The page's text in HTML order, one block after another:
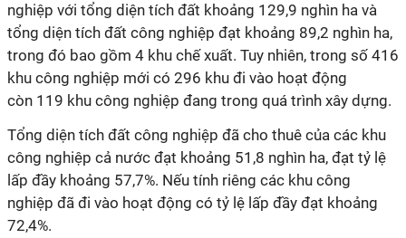
nghiệp với tổng diện tích đất khoảng 129,9 nghìn ha và
tổng diện tích đất công nghiệp đạt khoảng 89,2 nghìn ha,
trong đó bao gồm 4 khu chế xuất. Tuy nhiên, trong số 416
khu công nghiệp mới có 296 khu đi vào hoạt động
còn 11 9 khu công nghiệp đang trong quá trình xây dựng.
Tổng diện tích đất công nghiệp đã cho thuê của các khu
công nghiệp cả nước đạt khoảng 51,8 nghìn ha, đạt tỷ lệ
lấp đầy khoảng 57,7%. Nếu tính riêng các khu công
nghiệp đã đi vào hoạt động có tỷ lệ lấp đầy đạt khoảng
72,4%.